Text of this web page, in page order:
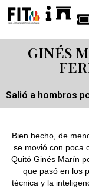
GINÉS
Salió a hombros
Bien hecho, de
se movió con poca
Quitó Ginés Marín
que pasó en los
técnica y la